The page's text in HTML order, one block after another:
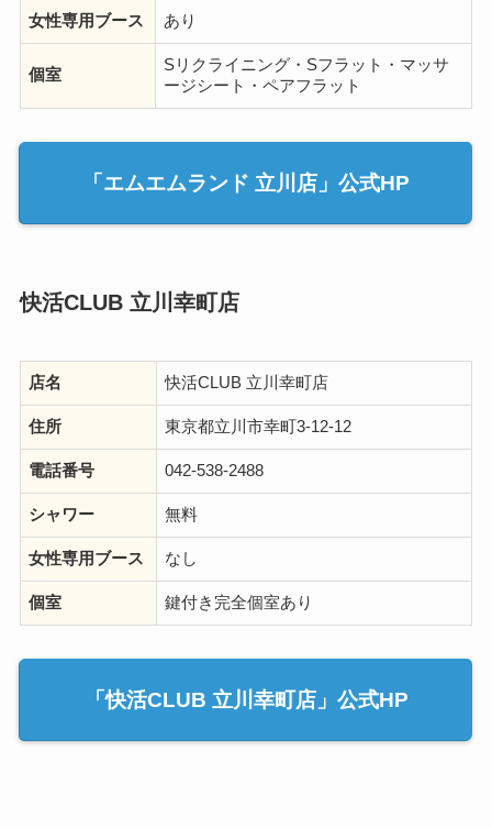
女性専用ブース あり
個室
Sリクライニング・Sフラット・マッサ
ージシート・ペアフラット
「エムエムランド 立川店」公式HP
快活CLUB 立川幸町店
店名 快活CLUB 立川幸町店
住所 東京都立川市幸町3-12-12
電話番号 042-538-2488
シャワー 無料
女性専用ブース なし
個室 鍵付き完全個室あり
「快活CLUB 立川幸町店」公式HP